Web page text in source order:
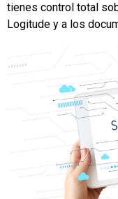
tienes control total
Logitude y a los